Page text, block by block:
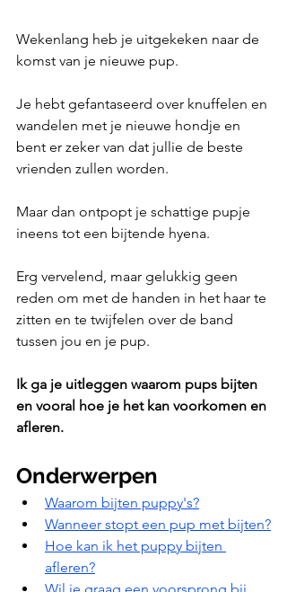
Wekenlang heb je uitgekeken naar de
komst van je nieuwe pup.
Je hebt gefantaseerd over knuffelen en
wandelen met je nieuwe hondje en
bent er zeker van dat jullie de beste
vrienden zullen worden.
Maar dan ontpopt je schattige pupje
ineens tot een bijtende hyena.
Erg vervelend, maar gelukkig geen
reden om met de handen in het haar te
zitten en te twijfelen over de band
tussen jou en je pup.
Ik ga je uitleggen waarom pups bijten
en vooral hoe je het kan voorkomen en
afleren.
Onderwerpen
Waarom bijten puppy's?
Wanneer stopt een pup met bijten?
Hoe kan ik het puppy bijten
afleren?